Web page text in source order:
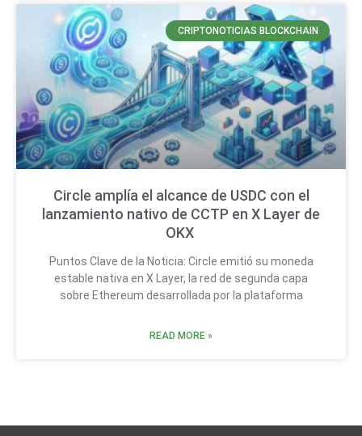
CRIPTONOTICIAS BLOCKCHAIN
Circle amplía el alcance de USDC con el
lanzamiento nativo de CCTP en X Layer de
OKX
Puntos Clave de la Noticia: Circle emitió su moneda
estable nativa en X Layer, la red de segunda capa
sobre Ethereum desarrollada por la plataforma
READ MORE »